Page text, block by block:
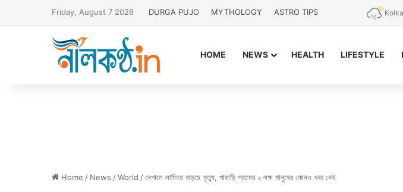
Friday, August 7 2026 DURGA PUJO MYTHOLOGY ASTRO TIPS
HOME NEWS HEALTH LIFESTYLE
Home / News /World /নেপালে লাফিয়ে বাড়ছে মৃত্যু, পাহাড়ি গ্রামের ২ লক্ষ মানুষের কোনও খবর নেই